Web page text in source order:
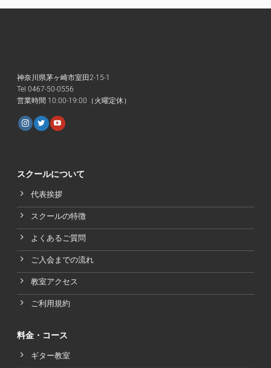
神奈川県茅ヶ崎市室田2-15-1
Tel 0467-50-0556
営業時間 10:00-19:00（火曜定休）
スクールについて
代表挨拶
スクールの特徴
よくあるご質問
ご入会までの流れ
教室アクセス
ご利用規約
料金・コース
ギター教室